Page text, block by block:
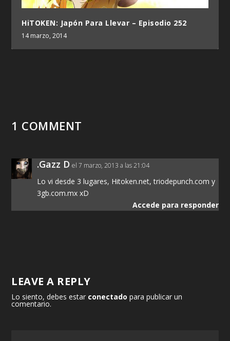
HiTOKEN: Japón Para Llevar – Episodio 252
14 marzo, 2014
1 COMMENT
.Gazz D el 7 marzo, 2013 a las 21:04
Lo vi desde 3 lugares, Hitoken.net, triodepunch.com y
3gb.com.mx xD
Accede para responder
LEAVE A REPLY
Lo siento, debes estar conectado para publicar un
comentario.